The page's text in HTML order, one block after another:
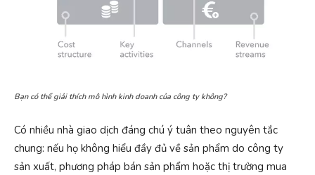
Bạn có thể giải thích mô hình kinh doanh của công ty không?
Có nhiều nhà giao dịch đáng chú ý tuân theo nguyên tắc
chung: nếu họ không hiểu đầy đủ về sản phẩm do công ty
sản xuất, phương pháp bán sản phẩm hoặc thị trường mua